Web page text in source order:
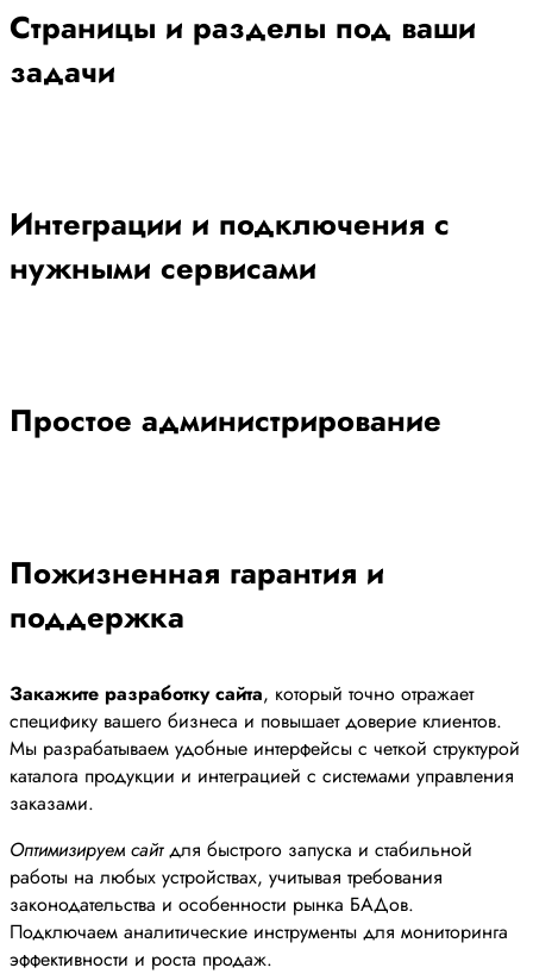
Страницы и разделы под ваши
задачи
Интеграции и подключения с
нужными сервисами
Простое администрирование
Пожизненная гарантия и
поддержка
Закажите разработку сайта, который точно отражает
специфику вашего бизнеса и повышает доверие клиентов.
Мы разрабатываем удобные интерфейсы с четкой структурой
каталога продукции и интеграцией с системами управления
заказами.
Оптимизируем сайтдля быстрого запуска и стабильной
работы на любых устройствах, учитывая требования
законодательства и особенности рынка БАДов.
Подключаем аналитические инструменты для мониторинга
эффективности и роста продаж.